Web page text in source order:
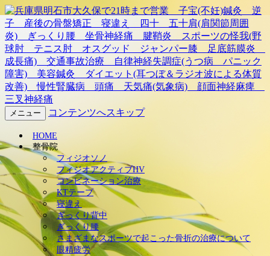
兵庫県明石市大久保で21時ま
で営業 子宝(不妊)鍼灸 逆
子 産後の骨盤矯正 寝違
え 四十 五十肩(肩関節周囲
炎) ぎっくり腰 坐骨神経
痛 腱鞘炎 スポーツの怪我
(野球肘 テニス肘 オスグッ
ド ジャンパー膝 足底筋膜
炎 成長痛) 交通事故治療
メニュー コンテンツへスキップ
HOME
整骨院
フィジオソノ
フィジオアクティブHV
コンビネーション治療
KTテープ
寝違え
ぎっくり背中
ぎっくり腰
さまざまなスポーツで起こった骨折の治療について
眼精疲労